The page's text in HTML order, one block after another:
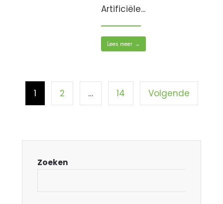
Artificiële...
Lees meer →
1 2 … 14 Volgende
Zoeken